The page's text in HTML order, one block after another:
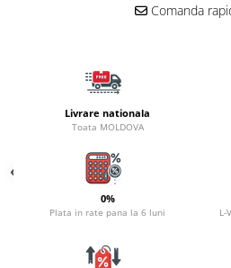
Accesorii rapitor
Monturi rapitor
Forfaci la rapitor
Nada si momeala
Comanda
Livrare nationala
Toata MOLDOVA
0%
Plata in rate pana la 6 luni L-